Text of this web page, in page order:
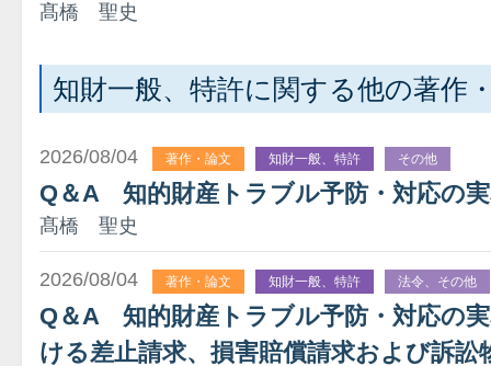
髙橋 聖史
知財一般、特許に関する他の著作
2026/08/04 著作・論文 知財一般、特許 その他
Q＆A 知的財産トラブル予防・対応の
髙橋 聖史
2026/08/04 著作・論文 知財一般、特許 法令、その他
Q＆A 知的財産トラブル予防・対応の
ける差止請求、損害賠償請求および訴訟